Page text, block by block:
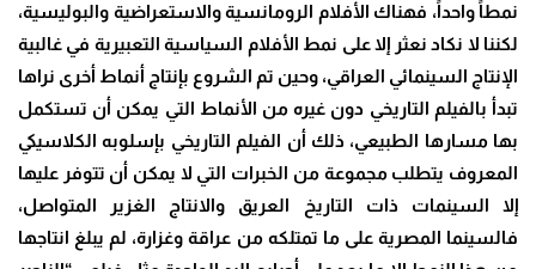
نمطاً واحداً، فهناك الأفلام الرومانسية والاستعراضية والبوليسية،
لكننا لا نكاد نعثر إلا على نمط الأفلام السياسية التعبيرية في غالبية
الإنتاج السينمائي العراقي، وحين تم الشروع بإنتاج أنماط أخرى نراها
تبدأ بالفيلم التاريخي دون غيره من الأنماط التي يمكن أن تستكمل
بها مسارها الطبيعي، ذلك أن الفيلم التاريخي بإسلوبه الكلاسيكي
المعروف يتطلب مجموعة من الخبرات التي لا يمكن أن تتوفر عليها
إلا السينمات ذات التاريخ العريق والانتاج الغزير المتواصل،
فالسينما المصرية على ما تمتلكه من عراقة وغزارة، لم يبلغ انتاجها